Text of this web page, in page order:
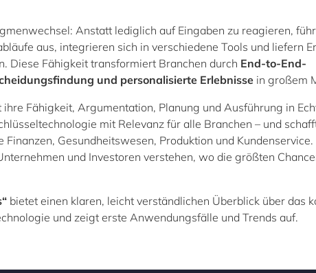
Anstatt lediglich auf Eingaben zu reagieren,
aus, integrieren sich in verschiedene Tools und liefern
Diese Fähigkeit transformiert Branchen durch End-to-End-
und personalisierte Erlebnisse in großem
Fähigkeit, Argumentation, Planung und Ausführung in
mit Relevanz für alle Branchen – und
Gesundheitswesen, Produktion und
und Investoren verstehen, wo die größten
bietet einen klaren, leicht verständlichen Überblick über das
und zeigt erste Anwendungsfälle und Trends auf.